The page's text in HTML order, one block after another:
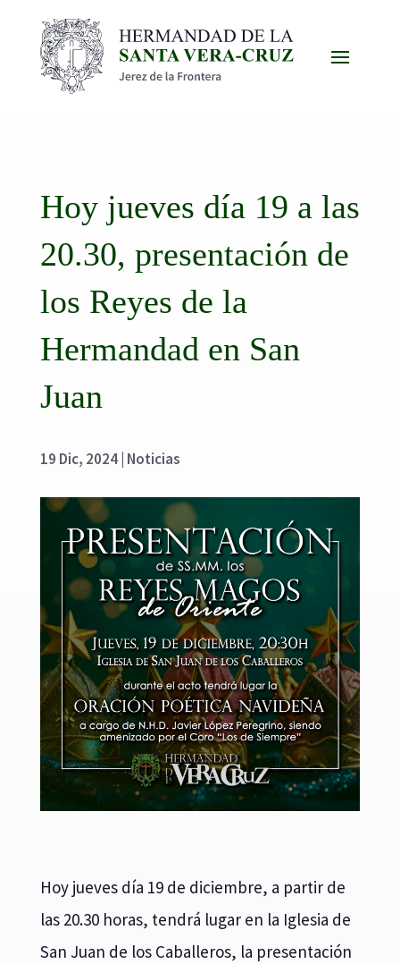
Hoy jueves día 19 a las
20.30, presentación de
los Reyes de la
Hermandad en San
Juan
19 Dic, 2024| Noticias
Hoy jueves día 19 de diciembre, a partir de
las 20.30 horas, tendrá lugar en la Iglesia de
San Juan de los Caballeros, la presentación